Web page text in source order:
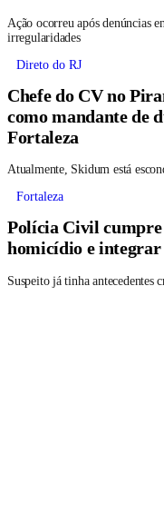
Ação ocorreu após denúncias
irregularidades
Direto do RJ
Chefe do CV no
como mandante de
Fortaleza
Atualmente, Skidum está
Fortaleza
Polícia Civil
homicídio e
Suspeito já tinha antecedentes